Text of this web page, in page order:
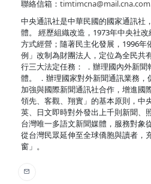
聯絡信箱：
中央通訊社是中華民國的國家通訊社
體。 經歷組織改造，1973年中央社
方式經營；隨著民主化發展，1996年
例」改制為財團法人，定位為全民共
行三大法定任務： ．辦理國內外新
體。 ．辦理國家對外新聞通訊業務，
加強與國際新聞通訊社合作，增進國
領先、客觀、翔實」的基本原則，中
英、日文即時對外發出上千則新聞、
台灣唯一多語文新聞媒體，服務對象
從台灣民眾延伸至全球僑胞與讀者，
窗」。